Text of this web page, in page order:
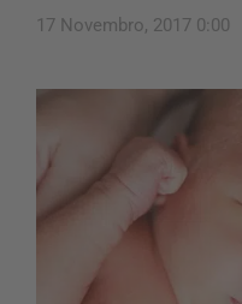
17 Novembro, 2017 0:00